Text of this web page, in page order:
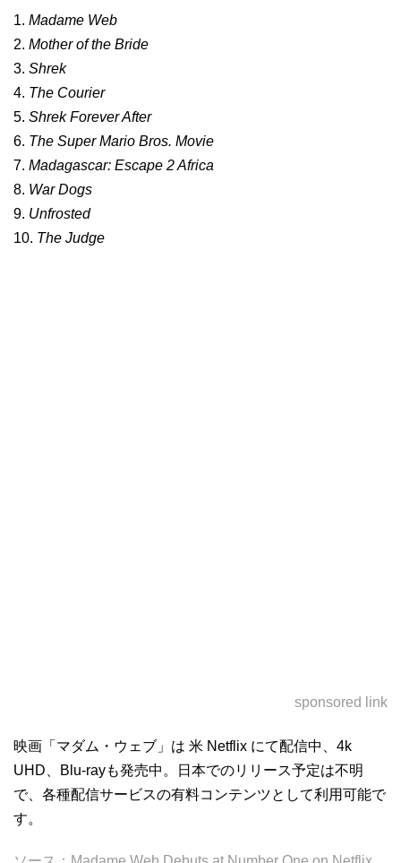
1. Madame Web
2. Mother of the Bride
3. Shrek
4. The Courier
5. Shrek Forever After
6. The Super Mario Bros. Movie
7. Madagascar: Escape 2 Africa
8. War Dogs
9. Unfrosted
10. The Judge
sponsored link
映画「マダム・ウェブ」は 米 Netflix にて配信中、4k
UHD、Blu-rayも発売中。日本でのリリース予定は不明
で、各種配信サービスの有料コンテンツとして利用可能で
す。